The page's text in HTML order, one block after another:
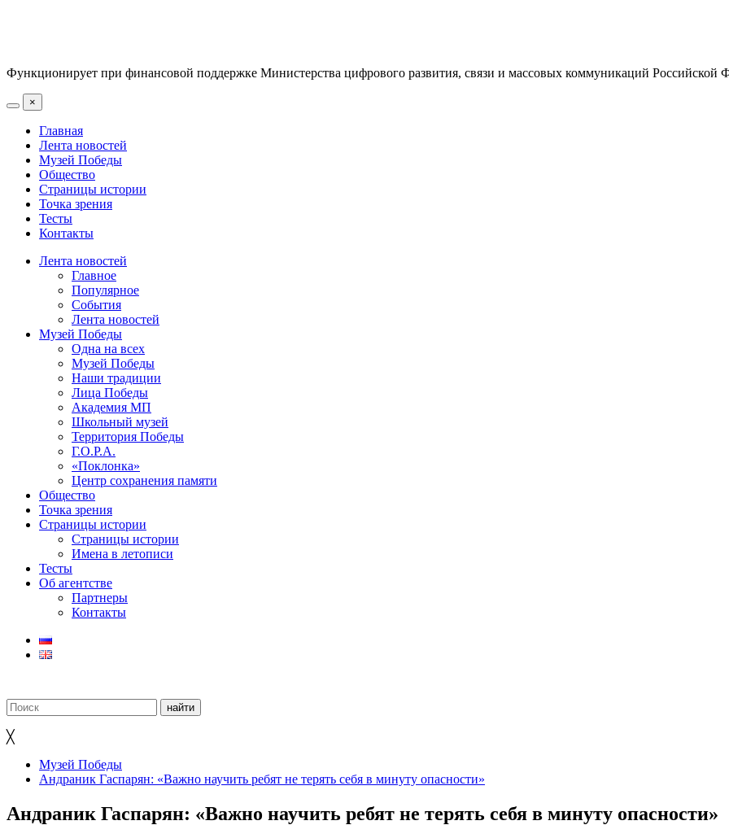
Функционирует при финансовой поддержке Министерства цифрового развития, связи и массовых коммуникаций Российской
×
Главная
Лента новостей
Музей Победы
Общество
Страницы истории
Точка зрения
Тесты
Контакты
Лента новостей
Главное
Популярное
События
Лента новостей
Музей Победы
Одна на всех
Музей Победы
Наши традиции
Лица Победы
Академия МП
Школьный музей
Территория Победы
Г.О.Р.А.
«Поклонка»
Центр сохранения памяти
Общество
Точка зрения
Страницы истории
Страницы истории
Имена в летописи
Тесты
Об агентстве
Партнеры
Контакты
╳
Музей Победы
Андраник Гаспарян: «Важно научить ребят не терять себя в минуту опасности»
Андраник Гаспарян: «Важно научить ребят не терять себя в минуту опасности»